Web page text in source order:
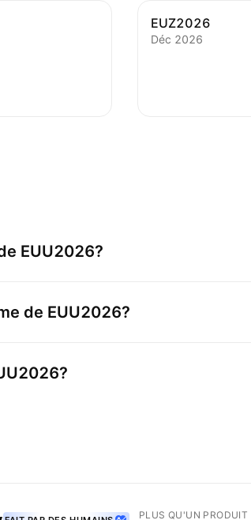
EUZ2026
Déc 2026
EUU2026?
de EUU2026?
?
PLUS QU'UN PRODUIT